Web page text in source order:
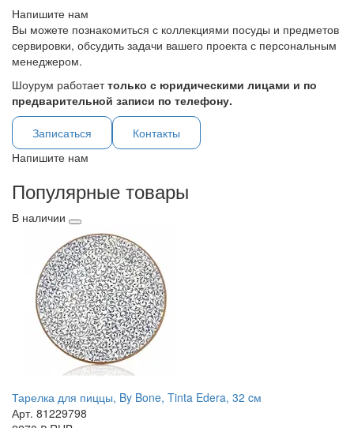
Напишите нам
Вы можете познакомиться с коллекциями посуды и предметов
сервировки, обсудить задачи вашего проекта с персональным
менеджером.
Шоурум работаеттолько с юридическими лицами и по
предварительной записи по телефону.
Записаться
Контакты
Напишите нам
Популярные товары
В наличии
Тарелка для пиццы, By Bone, Tinta Edera, 32 cм
Арт. 81229798